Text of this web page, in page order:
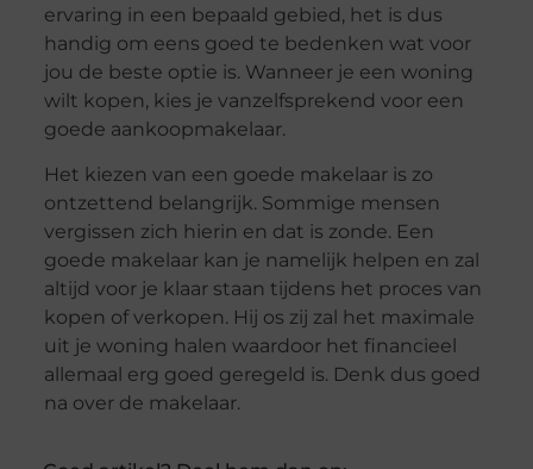
ervaring in een bepaald gebied, het is dus
handig om eens goed te bedenken wat voor
jou de beste optie is. Wanneer je een woning
wilt kopen, kies je vanzelfsprekend voor een
goede aankoopmakelaar.
Het kiezen van een goede makelaar is zo
ontzettend belangrijk. Sommige mensen
vergissen zich hierin en dat is zonde. Een
goede makelaar kan je namelijk helpen en zal
altijd voor je klaar staan tijdens het proces van
kopen of verkopen. Hij os zij zal het maximale
uit je woning halen waardoor het financieel
allemaal erg goed geregeld is. Denk dus goed
na over de makelaar.